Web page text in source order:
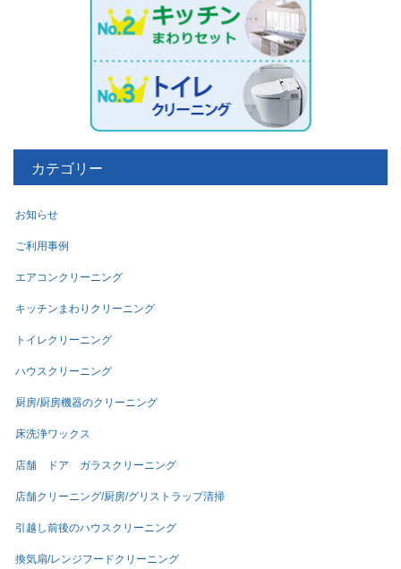
カテゴリー
お知らせ
ご利用事例
エアコンクリーニング
キッチンまわりクリーニング
トイレクリーニング
ハウスクリーニング
厨房/厨房機器のクリーニング
床洗浄ワックス
店舗 ドア ガラスクリーニング
店舗クリーニング/厨房/グリストラップ清掃
引越し前後のハウスクリーニング
換気扇/レンジフードクリーニング